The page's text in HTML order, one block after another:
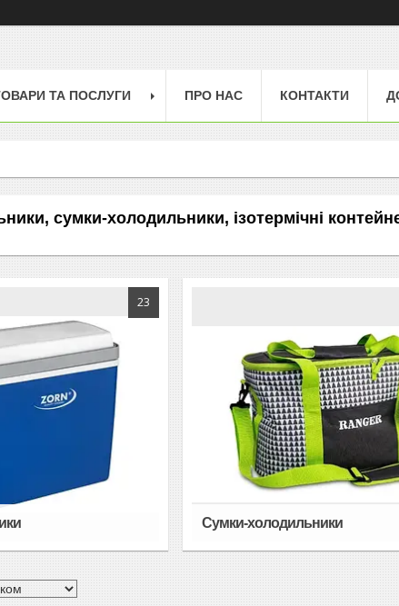
ТА ПОСЛУГИ ПРО НАС КОНТАКТИ
сумки-холодильники, ізотермічні
23
Сумки-холодильники